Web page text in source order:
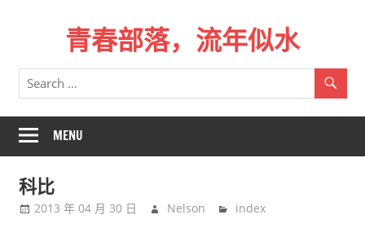
青春部落，流年似水
青
春
一
场
远
行，
总
MENU
科比
2013 年 04 月 30 日 Nelson index